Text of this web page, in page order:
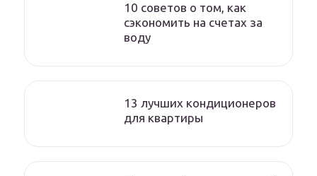
10 советов о том, как
сэкономить на счетах за
воду
13 лучших кондиционеров
для квартиры